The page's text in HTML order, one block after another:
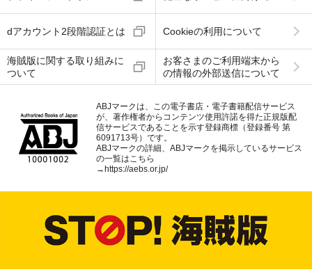
dアカウント2段階認証とは Cookieの利用について
海賊版に関する取り組みに
ついて
お客さまのご利用端末から
の情報の外部送信について
ABJマークは、この電子書店・電子書籍配信サービス
が、著作権者からコンテンツ使用許諾を得た正規版配
信サービスであることを示す登録商標（登録番号 第
6091713号）です。
ABJマークの詳細、ABJマークを掲示しているサービス
の一覧はこちら
→https://aebs.or.jp/